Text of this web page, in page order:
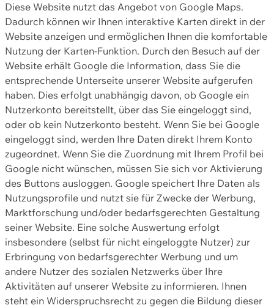
Diese Website nutzt das Angebot von Google Maps.
Dadurch können wir Ihnen interaktive Karten direkt in der
Website anzeigen und ermöglichen Ihnen die komfortable
Nutzung der Karten-Funktion. Durch den Besuch auf der
Website erhält Google die Information, dass Sie die
entsprechende Unterseite unserer Website aufgerufen
haben. Dies erfolgt unabhängig davon, ob Google ein
Nutzerkonto bereitstellt, über das Sie eingeloggt sind,
oder ob kein Nutzerkonto besteht. Wenn Sie bei Google
eingeloggt sind, werden Ihre Daten direkt Ihrem Konto
zugeordnet. Wenn Sie die Zuordnung mit Ihrem Profil bei
Google nicht wünschen, müssen Sie sich vor Aktivierung
des Buttons ausloggen. Google speichert Ihre Daten als
Nutzungsprofile und nutzt sie für Zwecke der Werbung,
Marktforschung und/oder bedarfsgerechten Gestaltung
seiner Website. Eine solche Auswertung erfolgt
insbesondere (selbst für nicht eingeloggte Nutzer) zur
Erbringung von bedarfsgerechter Werbung und um
andere Nutzer des sozialen Netzwerks über Ihre
Aktivitäten auf unserer Website zu informieren. Ihnen
steht ein Widerspruchsrecht zu gegen die Bildung dieser